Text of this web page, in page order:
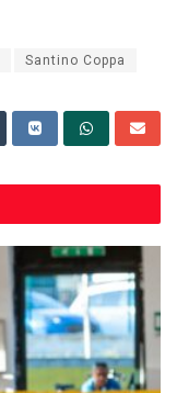
Santino Coppa